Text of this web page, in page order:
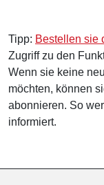
Tipp: Bestellen sie
Zugriff zu den
Wenn sie keine
möchten, können
abonnieren. So
informiert.